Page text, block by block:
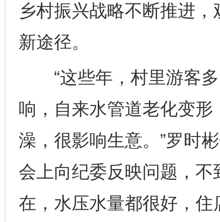
乡村振兴战略不断推进
新途径。
“这些年，村里游客多
响，自来水管道老化变
澡，很影响生意。”罗时
会上向纪委反映问题，
在，水压水量都很好，